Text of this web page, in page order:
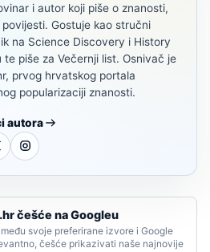
i autor koji piše o znanosti,
povijesti. Gostuje kao stručni
na Science Discovery i History
te piše za Večernji list. Osnivač je
prvog hrvatskog portala
popularizaciji znanosti.
autora
češće na Googleu
svoje preferirane izvore i Google
češće prikazivati naše najnovije